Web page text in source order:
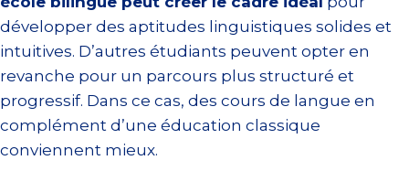
développer des aptitudes linguistiques solides et
intuitives. D’autres étudiants peuvent opter en
revanche pour un parcours plus structuré et
progressif. Dans ce cas, des cours de langue en
complément d’une éducation classique
conviennent mieux.